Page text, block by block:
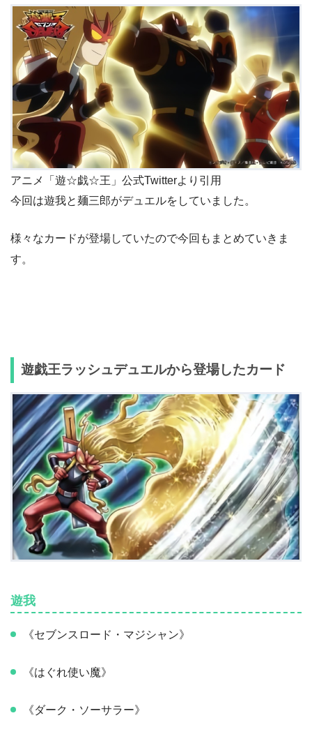
アニメ「遊☆戯☆王」公式Twitterより引用
今回は遊我と麺三郎がデュエルをしていました。
様々なカードが登場していたので今回もまとめていきま
す。
遊戯王ラッシュデュエルから登場したカード
遊我
《セブンスロード・マジシャン》
《はぐれ使い魔》
《ダーク・ソーサラー》